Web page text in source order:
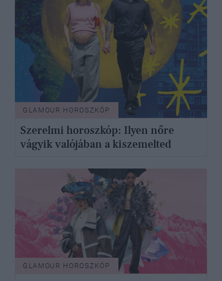
GLAMOUR HOROSZKÓP
Szerelmi horoszkóp: Ilyen nőre
vágyik valójában a kiszemelted
GLAMOUR HOROSZKÓP